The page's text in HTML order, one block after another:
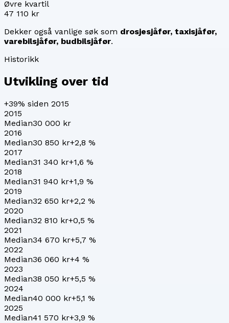
Øvre kvartil
47 110 kr
Dekker også vanlige søk som drosjesjåfør, taxisjåfør,
varebilsjåfør, budbilsjåfør.
Historikk
Utvikling over tid
+39% siden 2015
2015
Median30 000 kr
2016
Median30 850 kr+2,8 %
2017
Median31 340 kr+1,6 %
2018
Median31 940 kr+1,9 %
2019
Median32 650 kr+2,2 %
2020
Median32 810 kr+0,5 %
2021
Median34 670 kr+5,7 %
2022
Median36 060 kr+4 %
2023
Median38 050 kr+5,5 %
2024
Median40 000 kr+5,1 %
2025
Median41 570 kr+3,9 %